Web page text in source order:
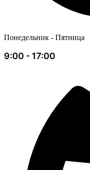
Понедельник - Пятница
9:00 - 17:00